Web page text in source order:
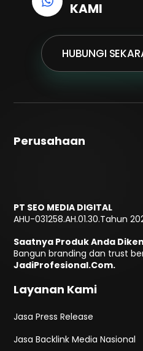
KAMI
HUBUNGI
Perusahaan
PT SEO MEDIA DIGITAL
AHU-031258.AH.01.30.Tahun
Saatnya Produk Anda
Bangun branding dan trust
JadiProfesional.Com.
Layanan Kami
Jasa Press Release
Jasa Backlink Media Nasional